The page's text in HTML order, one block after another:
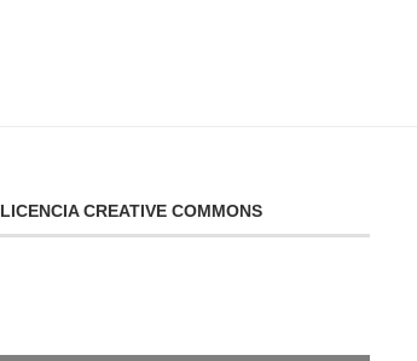
LICENCIA CREATIVE COMMONS